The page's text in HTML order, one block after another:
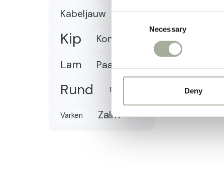
Necessary
Deny
Kabeljauw Kalkoen
Kip Konijn
Lam Paard
Rund Tonijn
Varken Zalm